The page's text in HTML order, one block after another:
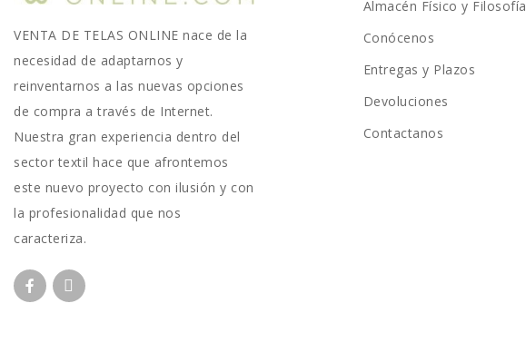
VENTA DE TELAS ONLINE nace de la
necesidad de adaptarnos y
reinventarnos a las nuevas opciones
de compra a través de Internet.
Nuestra gran experiencia dentro del
sector textil hace que afrontemos
este nuevo proyecto con ilusión y con
la profesionalidad que nos
caracteriza.
Almacén Físico y Filosofía
Conócenos
Entregas y Plazos
Devoluciones
Contactanos